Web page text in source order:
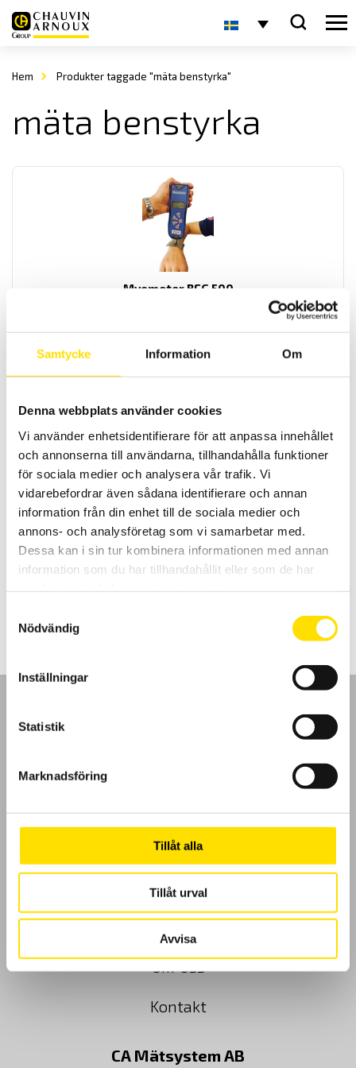
Samtycke Information Om
Denna webbplats använder cookies
Vi använder enhetsidentifierare för att anpassa innehållet
och annonserna till användarna, tillhandahålla funktioner
för sociala medier och analysera vår trafik. Vi
vidarebefordrar även sådana identifierare och annan
information från din enhet till de sociala medier och
annons- och analysföretag som vi samarbetar med.
Dessa kan i sin tur kombinera informationen med annan
information som du har tillhandahållit eller som de har
Nödvändig
Inställningar
Statistik
Marknadsföring
Tillåt alla
Tillåt urval
Avvisa
Hem Produkter taggade "mäta benstyrka"
mäta benstyrka
Myometer BFG 500
Myometer BFG 500 används för att kvantifiera kraften vid manuell
LÄS MER
Myometer BFG 1000
Myometer BFG 1000 används för att kvantifiera kraften vid manuell
LÄS MER
Cookies
Klagomål
Kundundersökning
Kontakt
CA Mätsystem AB